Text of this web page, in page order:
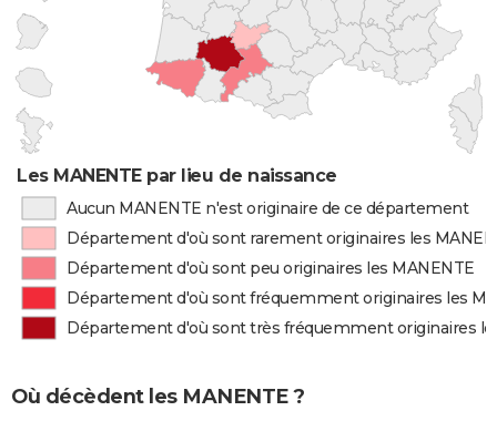
Les MANENTE par lieu de naissance
Aucun MANENTE n'est originaire de ce département
Département d'où sont rarement originaires les
Département d'où sont peu originaires les MANENTE
Département d'où sont fréquemment originaires les
Département d'où sont très fréquemment originaires
Où décèdent les MANENTE ?